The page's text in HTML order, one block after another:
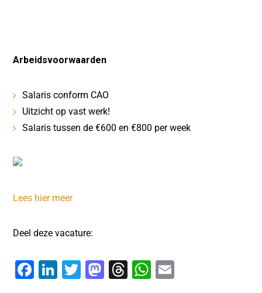
Arbeidsvoorwaarden
Salaris conform CAO
Uitzicht op vast werk!
Salaris tussen de €600 en €800 per week
Lees hier meer
Deel deze vacature:
F
Li T
M T
W